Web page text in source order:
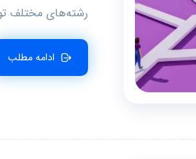
رشته‌های مختلف
ادامه مطلب